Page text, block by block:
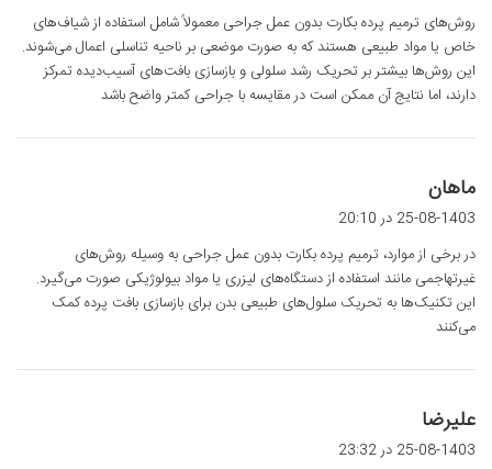
:
روش‌های ترمیم پرده بکارت بدون عمل جراحی معمولاً شامل استفاده از شیاف‌های
خاص یا مواد طبیعی هستند که به صورت موضعی بر ناحیه تناسلی اعمال می‌شوند.
این روش‌ها بیشتر بر تحریک رشد سلولی و بازسازی بافت‌های آسیب‌دیده تمرکز
دارند، اما نتایج آن ممکن است در مقایسه با جراحی کمتر واضح باشد
ماهان
ف
25-08-1403 در 20:10
در برخی از موارد، ترمیم پرده بکارت بدون عمل جراحی به وسیله روش‌های
غیرتهاجمی مانند استفاده از دستگاه‌های لیزری یا مواد بیولوژیکی صورت می‌گیرد.
این تکنیک‌ها به تحریک سلول‌های طبیعی بدن برای بازسازی بافت پرده کمک
می‌کنند
علیرضا
ف
25-08-1403 در 23:32